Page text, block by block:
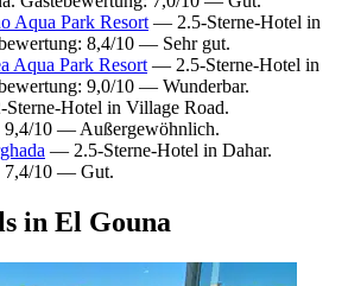
Aqua Park Resort — 2.5-Sterne-Hotel in
8,4/10 — Sehr gut.
Aqua Park Resort — 2.5-Sterne-Hotel in
9,0/10 — Wunderbar.
Hotel in Village Road.
9,4/10 — Außergewöhnlich.
— 2.5-Sterne-Hotel in Dahar.
7,4/10 — Gut.
in El Gouna